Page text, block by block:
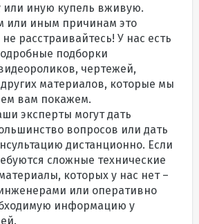
или иную купель вживую.
или иным причинам это
расстраивайтесь! У нас есть
подборки
чертежей,
материалов, которые мы
вам покажем.
эксперты могут дать
вопросов или дать
дистанционно. Если
сложные технические
которых у нас нет –
или оперативно
информацию у